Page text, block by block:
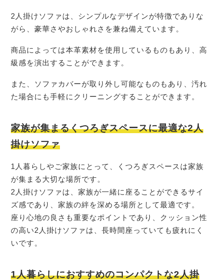
2人掛けソファは、シンプルなデザインが特徴でありな
がら、豪華さやおしゃれさを兼ね備えています。
商品によっては本革素材を使用しているものもあり、高
級感を演出することができます。
また、ソファカバーが取り外し可能なものもあり、汚れ
た場合にも手軽にクリーニングすることができます。
家族が集まるくつろぎスペースに最適な2人
掛けソファ
1人暮らしやご家族にとって、くつろぎスペースは家族
が集まる大切な場所です。
2人掛けソファは、家族が一緒に座ることができるサイ
ズ感であり、家族の絆を深める場所として最適です。
座り心地の良さも重要なポイントであり、クッション性
の高い2人掛けソファは、長時間座っていても疲れにく
いです。
1人暮らしにおすすめのコンパクトな2人掛